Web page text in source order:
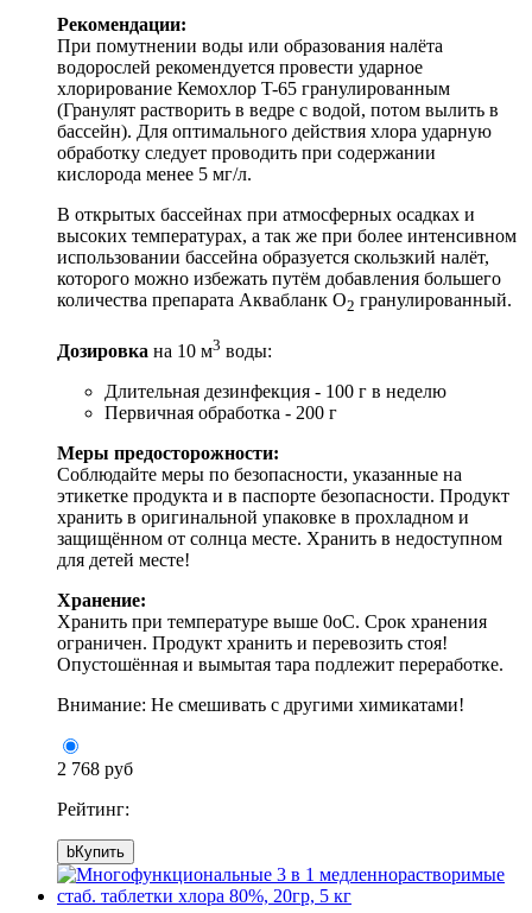
Рекомендации:
При помутнении воды или образования налёта
водорослей рекомендуется провести ударное
хлорирование Кемохлор T-65 гранулированным
(Гранулят растворить в ведре с водой, потом вылить в
бассейн). Для оптимального действия хлора ударную
обработку следует проводить при содержании
кислорода менее 5 мг/л.
В открытых бассейнах при атмосферных осадках и
высоких температурах, а так же при более интенсивном
использовании бассейна образуется скользкий налёт,
которого можно избежать путём добавления большего
количества препарата Аквабланк О2 гранулированный.
Дозировка на 10 м3 воды:
Длительная дезинфекция - 100 г в неделю
Первичная обработка - 200 г
Меры предосторожности:
Соблюдайте меры по безопасности, указанные на
этикетке продукта и в паспорте безопасности. Продукт
хранить в оригинальной упаковке в прохладном и
защищённом от солнца месте. Хранить в недоступном
для детей месте!
Хранение:
Хранить при температуре выше 0оС. Срок хранения
ограничен. Продукт хранить и перевозить стоя!
Опустошённая и вымытая тара подлежит переработке.
Внимание: Не смешивать с другими химикатами!
2 768 руб
Рейтинг:
bКупить